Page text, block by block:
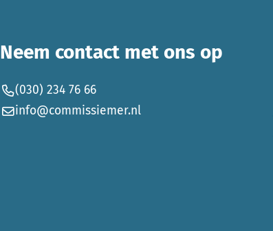
Neem contact met ons op
(030) 234 76 66
info@commissiemer.nl